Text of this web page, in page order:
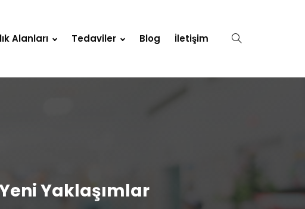
Alanları Tedaviler Blog İletişim
Yaklaşımlar